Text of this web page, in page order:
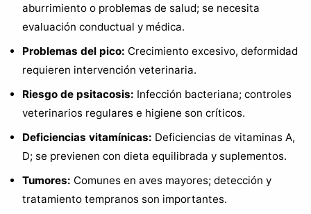
aburrimiento o problemas de salud; se necesita
evaluación conductual y médica.
Problemas del pico: Crecimiento excesivo, deformidad
requieren intervención veterinaria.
Riesgo de psitacosis: Infección bacteriana; controles
veterinarios regulares e higiene son críticos.
Deficiencias vitamínicas: Deficiencias de vitaminas A,
D; se previenen con dieta equilibrada y suplementos.
Tumores: Comunes en aves mayores; detección y
tratamiento tempranos son importantes.